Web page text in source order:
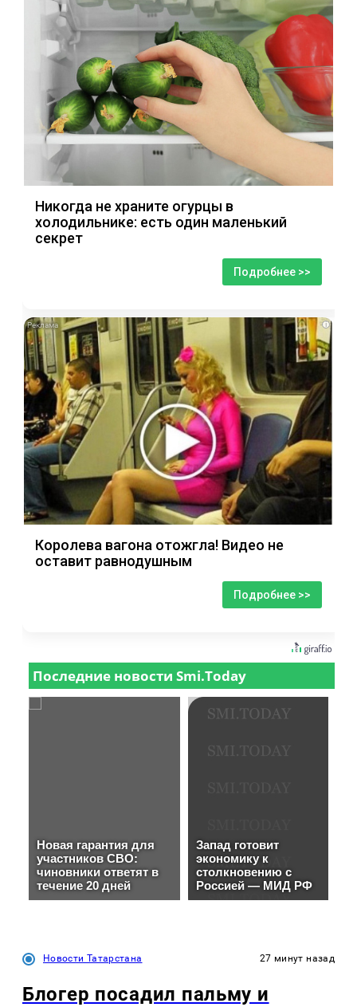
Никогда не храните огурцы в
холодильнике: есть один маленький
секрет
Подробнее >>
i
Королева вагона отожгла! Видео не
оставит равнодушным
Подробнее >>
Новости Татарстана 27 минут назад
Блогер посадил пальму и